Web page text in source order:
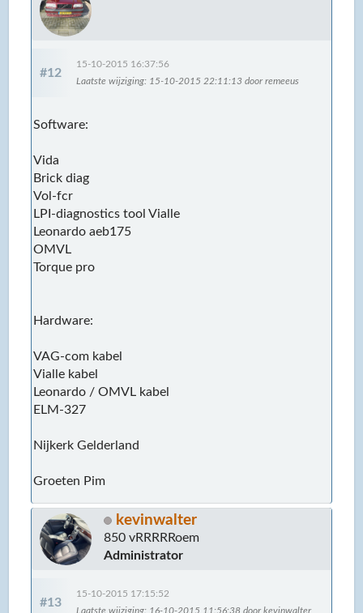
#12
15-10-2015 16:37:56
Laatste wijziging: 15-10-2015 22:11:13 door remeeus
Software:
Vida
Brick diag
Vol-fcr
LPI-diagnostics tool Vialle
Leonardo aeb175
OMVL
Torque pro
Hardware:
VAG-com kabel
Vialle kabel
Leonardo / OMVL kabel
ELM-327
Nijkerk Gelderland
Groeten Pim
kevinwalter
850 vRRRRRoem
Administrator
#13
15-10-2015 17:15:52
Laatste wijziging: 16-10-2015 11:56:38 door kevinwalter